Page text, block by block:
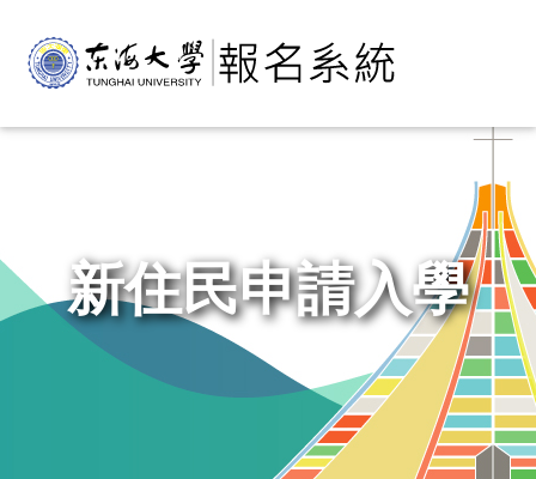
新住民申請入學